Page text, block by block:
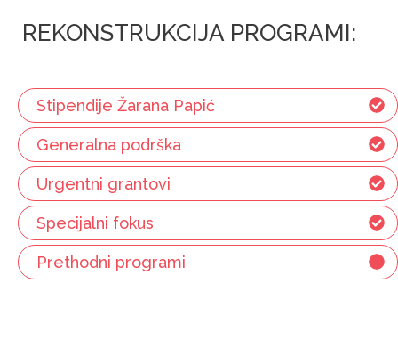
REKONSTRUKCIJA PROGRAMI:
Stipendije Žarana Papić
Generalna podrška
Urgentni grantovi
Specijalni fokus
Prethodni programi